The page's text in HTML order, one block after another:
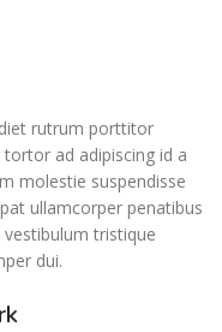
rutrum porttitor
ad adipiscing id a
molestie suspendisse
ullamcorper penatibus
tristique
dui.